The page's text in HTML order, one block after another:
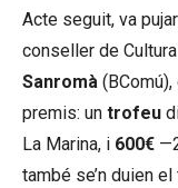
Acte seguit, va
conseller de
Sanromà
premis: un trofeu
La Marina, i 600€
també se’n duien